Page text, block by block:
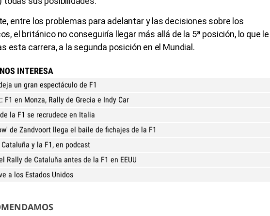
entre los problemas para adelantar y las decisiones sobre los
el británico no conseguiría llegar más allá de la 5ª posición, lo que le
esta carrera, a la segunda posición en el Mundial.
INTERESA
un gran espectáculo de F1
F1 en Monza, Rally de Grecia e Indy Car
la F1 se recrudece en Italia
de Zandvoort llega el baile de fichajes de la F1
y la F1, en podcast
Rally de Cataluña antes de la F1 en EEUU
a los Estados Unidos